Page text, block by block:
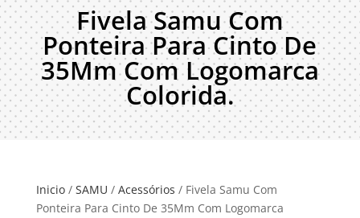
Fivela Samu Com
Ponteira Para Cinto De
35Mm Com Logomarca
Colorida.
Inicio/ SAMU / Acessórios / Fivela Samu Com
Ponteira Para Cinto De 35Mm Com Logomarca